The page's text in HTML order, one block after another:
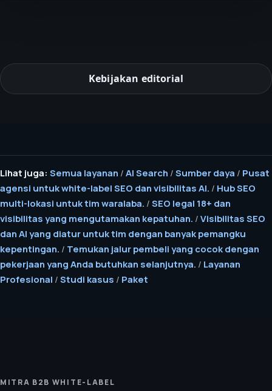
Kebijakan editorial
Lihat juga: Semua layanan / AI Search / Sumber daya / Pusat
agensi untuk white-label SEO dan visibilitas AI. / Hub SEO
multi-lokasi untuk tim waralaba. / SEO legal 18+ dan
visibilitas yang mengutamakan kepatuhan. / Visibilitas SEO
dan AI yang diatur untuk tim dengan banyak pemangku
kepentingan. / Temukan jalur pembeli yang cocok dengan
pekerjaan yang Anda butuhkan selanjutnya. / Layanan
Profesional / Studi kasus / Paket
MITRA B2B WHITE-LABEL